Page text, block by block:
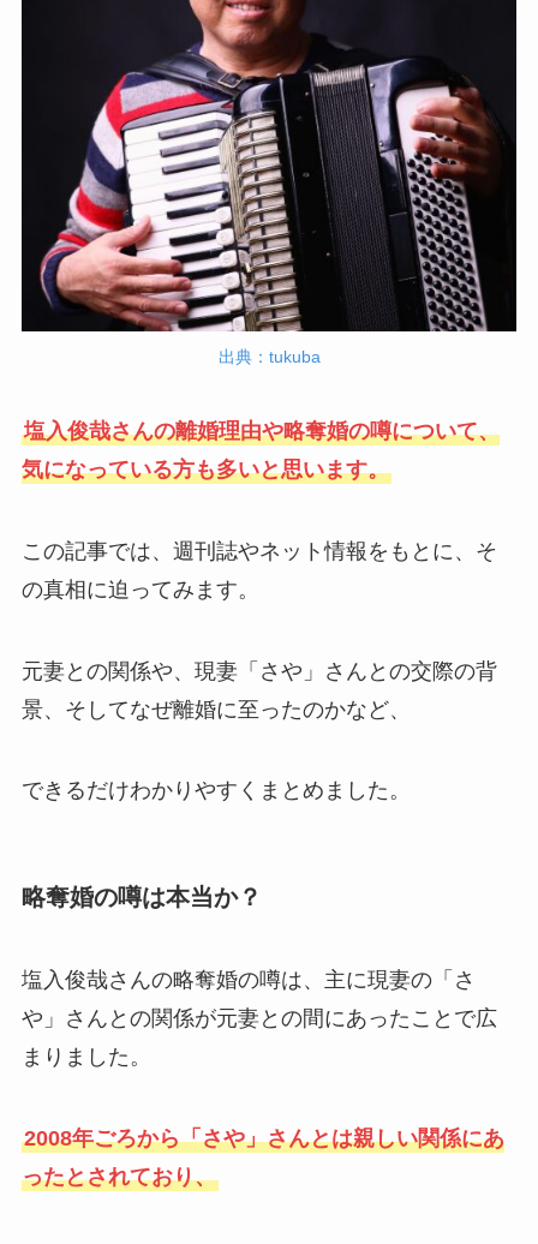
出典：tukuba
塩入俊哉さんの離婚理由や略奪婚の噂について、
気になっている方も多いと思います。
この記事では、週刊誌やネット情報をもとに、そ
の真相に迫ってみます。
元妻との関係や、現妻「さや」さんとの交際の背
景、そしてなぜ離婚に至ったのかなど、
できるだけわかりやすくまとめました。
略奪婚の噂は本当か？
塩入俊哉さんの略奪婚の噂は、主に現妻の「さ
や」さんとの関係が元妻との間にあったことで広
まりました。
2008年ごろから「さや」さんとは親しい関係にあ
ったとされており、